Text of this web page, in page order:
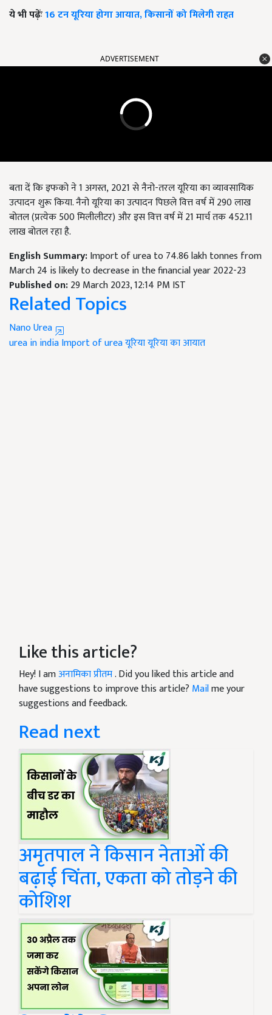
ये भी पढ़ेंः16 टन यूरिया होगा आयात, किसानों को मिलेगी राहत
ADVERTISEMENT
बता दें कि इफको ने 1 अगस्त,2021 से नैनो-तरल यूरिया का व्यावसायिक
उत्पादन शुरू किया. नैनो यूरिया का उत्पादन पिछले वित्त वर्ष में 290 लाख
बोतल (प्रत्येक 500 मिलीलीटर) और इस वित्त वर्ष में 21 मार्च तक 452.11
लाख बोतल रहा है.
English Summary:Import of urea to 74.86 lakh tonnes from
March 24 is likely to decrease in the financial year 2022-23
Published on:29 March 2023, 12:14 PM IST
Related Topics
Nano Urea
urea in indiaImport of ureaयूरियायूरिया का आयात
Like this article?
Hey! I amअनामिका प्रीतम. Did you liked this article and
have suggestions to improve this article? Mailme your
suggestions and feedback.
Read next
अमृतपाल ने किसान नेताओं की
बढ़ाई चिंता, एकता को तोड़ने की
कोशिश